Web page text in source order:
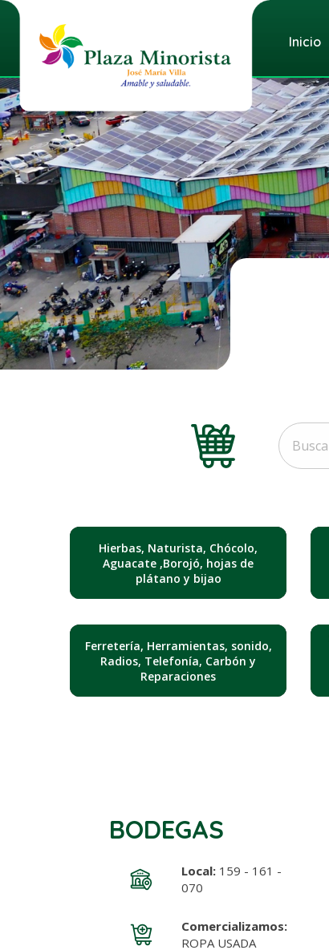
Inicio
Hierbas, Naturista, Chócolo,
Aguacate ,Borojó, hojas de
plátano y bijao
Ferretería, Herramientas, sonido,
Radios, Telefonía, Carbón y
Reparaciones
BODEGAS
Local:159 - 161 -
070
Comercializamos:
ROPA USADA